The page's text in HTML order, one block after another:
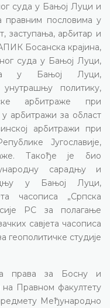
суда у Бањој Луци и
правним пословима у
заступања, арбитар и
Босанска крајина,
суда у Бањој Луци,
у Бањој Луци,
политику,
арбитраже при
арбитражи за област
арбитражи при
Југославије,
Такође је био
сарадњу и
у Бањој Луци,
часописа „Српска
РС за полагање
савјета часописа
геополитичке студије
права за Босну и
на Правном факултету
Међународно